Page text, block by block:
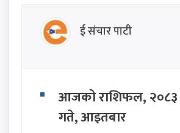
ई संचार पाटी
आजको राशिफल, २०८३
गते, आइतबार